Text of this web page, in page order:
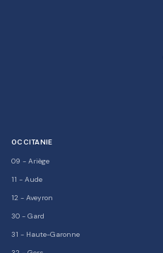
OCCITANIE
09 - Ariège
11 - Aude
12 - Aveyron
30 - Gard
31 - Haute-Garonne